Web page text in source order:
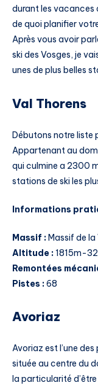
durant les vacances
de quoi planifier
Après vous avoir
ski des Vosges, je
unes de plus belles
Val Thorens
Débutons notre liste
Appartenant au
qui culmine a 2300
stations de ski les
Informations
Massif :Massif de la
Altitude :1815m-
Remontées
Pistes :68
Avoriaz
Avoriaz est l’une
située au centre du
la particularité